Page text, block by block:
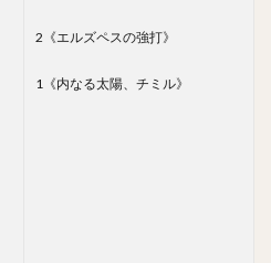
2《エルズペスの強打》
1《内なる太陽、チミル》